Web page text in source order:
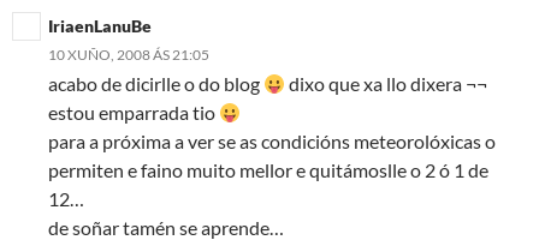
IriaenLanuBe
10 XUÑO, 2008 ÁS 21:05
acabo de dicirlle o do blog
dixo que xa llo dixera ¬¬
estou emparrada tio
para a próxima a ver se as condicións meteorolóxicas o
permiten e faino muito mellor e quitámoslle o 2 ó 1 de
12…
de soñar tamén se aprende…